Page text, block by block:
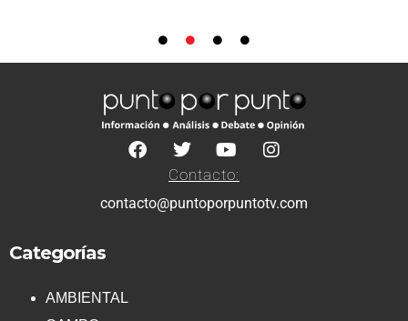
Contacto:
contacto@puntoporpuntotv.com
Categorías
AMBIENTAL